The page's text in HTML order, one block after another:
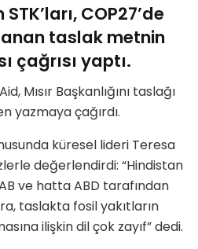
COP27’de
taslak metnin
çağrısı yaptı.
Mısır Başkanlığını taslağı
yazmaya çağırdı.
küresel lideri Teresa
değerlendirdi: “Hindistan
ve hatta ABD tarafından
taslakta fosil yakıtların
ilişkin dil çok zayıf” dedi.